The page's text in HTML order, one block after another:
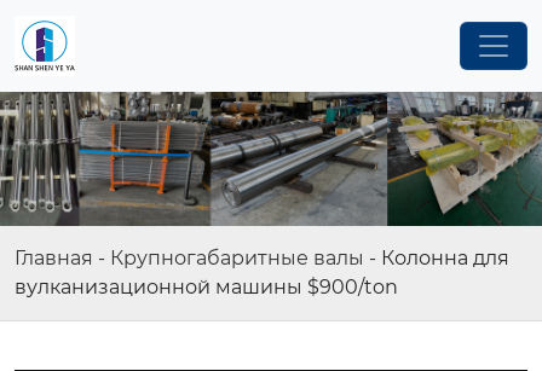
Главная - Крупногабаритные валы - Колонна для
вулканизационной машины $900/ton